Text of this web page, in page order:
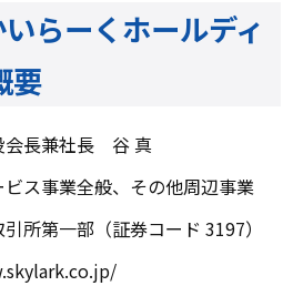
らーくホールディ
要
長兼社長 谷 真
ス事業全般、その他周辺事業
所第一部（証券コード 3197）